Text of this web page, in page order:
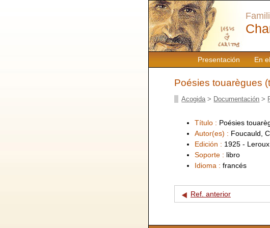
Presentación En
Poésies touarègues
Acogida > Documentación >
Título : Poésies
Autor(es) : Foucauld,
Edición : 1925 - Leroux
Soporte : libro
Idioma : francés
Ref. anterior